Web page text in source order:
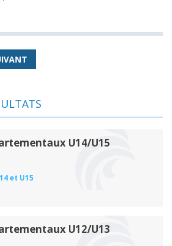
U14/U15
et U15
U12/U13